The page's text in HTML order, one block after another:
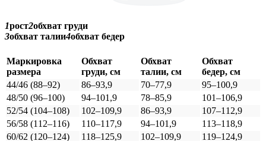
1рост2обхват груди
3обхват талии4обхват бедер
Маркировка
размера
Обхват
груди, см
Обхват
талии, см
Обхват
бедер, см
44/46 (88–92)
86–93,9 70–77,9
95–100,9
48/50 (96–100)
94–101,9 78–85,9
101–106,9
52/54 (104–108)
102–109,9 86–93,9
107–112,9
56/58 (112–116)
110–117,9 94–101,9
113–118,9
60/62 (120–124)
118–125,9 102–109,9 119–124,9